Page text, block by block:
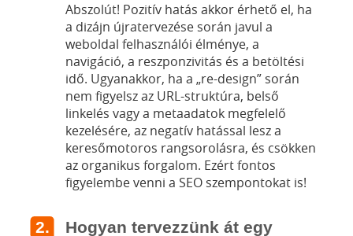
Abszolút! Pozitív hatás akkor érhető el, ha
a dizájn újratervezése során javul a
weboldal felhasználói élménye, a
navigáció, a reszponzivitás és a betöltési
idő. Ugyanakkor, ha a „re-design” során
nem figyelsz az URL-struktúra, belső
linkelés vagy a metaadatok megfelelő
kezelésére, az negatív hatással lesz a
keresőmotoros rangsorolásra, és csökken
az organikus forgalom. Ezért fontos
figyelembe venni a SEO szempontokat is!
Hogyan tervezzünk át egy